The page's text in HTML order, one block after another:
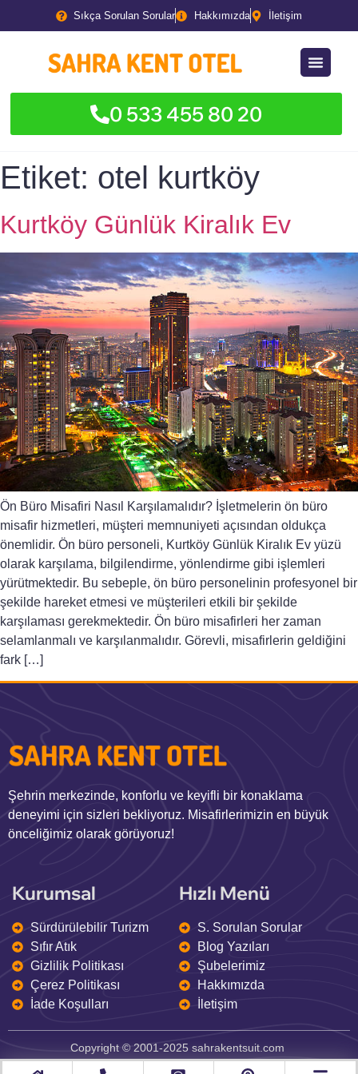
Sıkça Sorulan Sorular Hakkımızda İletişim
0 533 455 80 20
Etiket: otel kurtköy
Kurtköy Günlük Kiralık Ev
Ön Büro Misafiri Nasıl Karşılamalıdır? İşletmelerin ön büro
misafir hizmetleri, müşteri memnuniyeti açısından oldukça
önemlidir. Ön büro personeli, Kurtköy Günlük Kiralık Ev yüzü
olarak karşılama, bilgilendirme, yönlendirme gibi işlemleri
yürütmektedir. Bu sebeple, ön büro personelinin profesyonel bir
şekilde hareket etmesi ve müşterileri etkili bir şekilde
karşılaması gerekmektedir. Ön büro misafirleri her zaman
selamlanmalı ve karşılanmalıdır. Görevli, misafirlerin geldiğini
fark […]
Şehrin merkezinde, konforlu ve keyifli bir konaklama
deneyimi için sizleri bekliyoruz. Misafirlerimizin en büyük
önceliğimiz olarak görüyoruz!
Kurumsal
Sürdürülebilir Turizm
Sıfır Atık
Gizlilik Politikası
Çerez Politikası
İade Koşulları
Hızlı Menü
S. Sorulan Sorular
Blog Yazıları
Şubelerimiz
Hakkımızda
İletişim
Copyright © 2001-2025 sahrakentsuit.com
Sıkça Sorulan Sorular Hakkımızda